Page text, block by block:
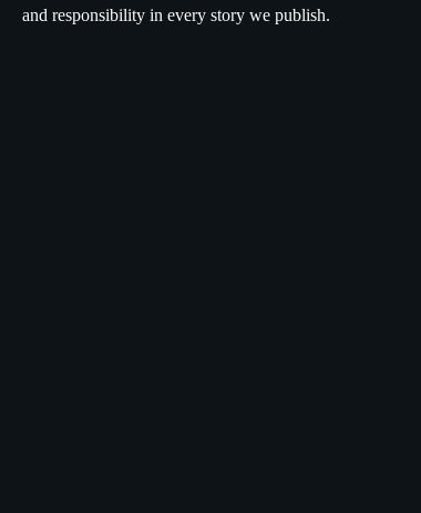
and responsibility in every story we publish.